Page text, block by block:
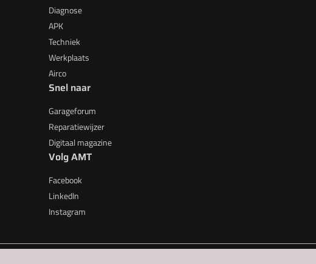
Diagnose
APK
Techniek
Werkplaats
Airco
Snel naar
Garageforum
Reparatiewijzer
Digitaal magazine
Volg AMT
Facebook
LinkedIn
Instagram